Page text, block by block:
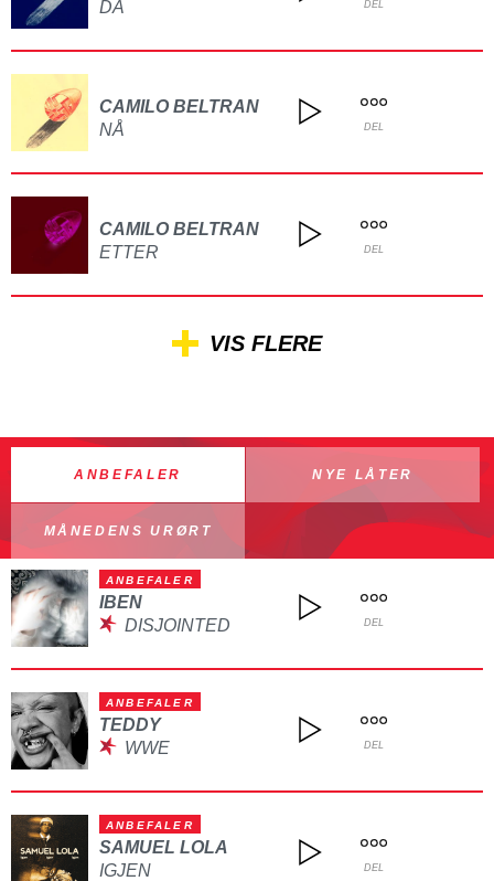
DA
DEL
CAMILO BELTRAN
NÅ
DEL
CAMILO BELTRAN
ETTER
DEL
VIS FLERE
ANBEFALER NYE LÅTER
MÅNEDENS URØRT
ANBEFALER
IBEN
DISJOINTED
DEL
ANBEFALER
TEDDY
WWE
DEL
ANBEFALER
SAMUEL LOLA
IGJEN
DEL